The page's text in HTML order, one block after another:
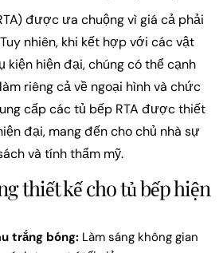
được ưa chuộng vì giá cả phải
nhiên, khi kết hợp với các vật
kiện hiện đại, chúng có thể cạnh
riêng cả về ngoại hình và chức
cấp các tủ bếp RTA được thiết
đại, mang đến cho chủ nhà sự
và tính thẩm mỹ.
thiết kế cho tủ bếp hiện
trắng bóng: Làm sáng không gian